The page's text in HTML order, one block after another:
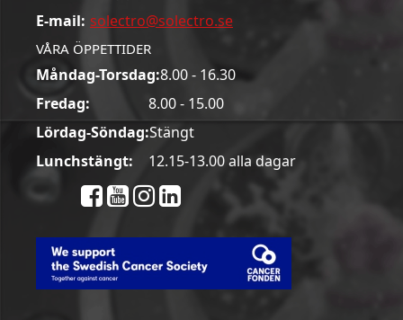
E-mail: solectro@solectro.se
VÅRA ÖPPETTIDER
Måndag-Torsdag:8.00 - 16.30
Fredag:
8.00 - 15.00
Lördag-Söndag:Stängt
Lunchstängt:
12.15-13.00 alla dagar